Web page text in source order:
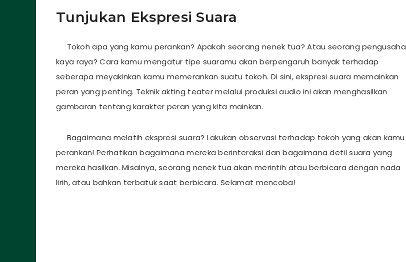
Tunjukan Ekspresi Suara
Tokoh apa yang kamu perankan? Apakah seorang nenek tua? Atau seorang pengusaha
kaya raya? Cara kamu mengatur tipe suaramu akan berpengaruh banyak terhadap
seberapa meyakinkan kamu memerankan suatu tokoh. Di sini, ekspresi suara memainkan
peran yang penting. Teknik akting teater melalui produksi audio ini akan menghasilkan
gambaran tentang karakter peran yang kita mainkan.
Bagaimana melatih ekspresi suara? Lakukan observasi terhadap tokoh yang akan kamu
perankan! Perhatikan bagaimana mereka berinteraksi dan bagaimana detil suara yang
mereka hasilkan. Misalnya, seorang nenek tua akan merintih atau berbicara dengan nada
lirih, atau bahkan terbatuk saat berbicara. Selamat mencoba!